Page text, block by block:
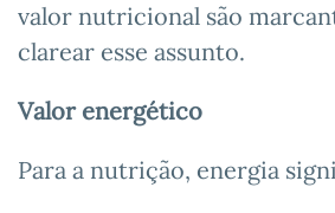
valor nutricional são
clarear esse assunto.
Valor energético
Para a nutrição, energia